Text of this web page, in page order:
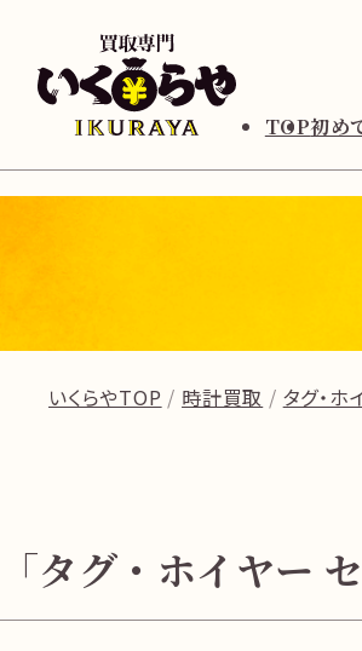
TOP初め
いくらやTOP 時計買取 タグ・
「タグ・ホイヤー